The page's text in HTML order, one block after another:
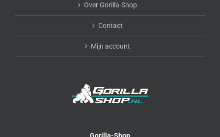
Over Gorilla-Shop
Contact
Mijn account